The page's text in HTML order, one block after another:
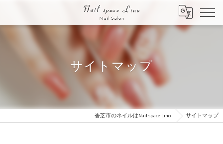
サイトマップ
香芝市のネイルはNail space Lino サイトマップ